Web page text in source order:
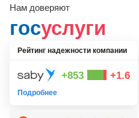
Нам доверяют
госуслуги
Рейтинг надежности компании
+853 +1.6
Подробнее